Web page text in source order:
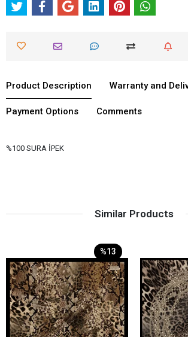
Product Description Warranty and
Payment Options Comments
%100 SURA İPEK
Similar Products
%13